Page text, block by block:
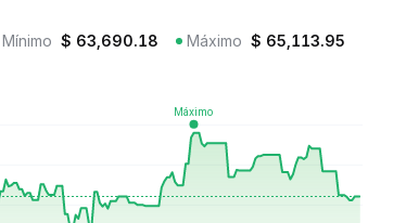
Mínimo $ 63,690.18 Máximo $ 65,113.95